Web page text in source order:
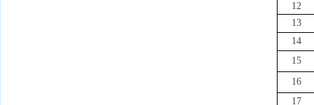
12
13
14
15
16
17